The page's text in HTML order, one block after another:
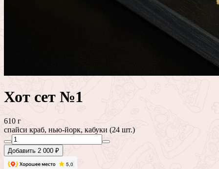
Хот сет №1
610 г
спайси краб, нью-йорк, кабуки (24 шт.)
Добавить 2 000 ₽